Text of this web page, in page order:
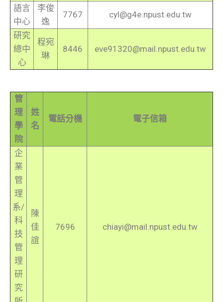
語言
中心
李俊
逸
7767 cyl@g4e.npust.edu.tw
研究
總中
心
程宛
琳
8446 eve91320@mail.npust.edu.tw
管
理
學
院
姓
名
電話分機 電子信箱
企
業
管
理
系/
科
技
管
理
研
究
陳
佳
誼
7696 chiayi@mail.npust.edu.tw